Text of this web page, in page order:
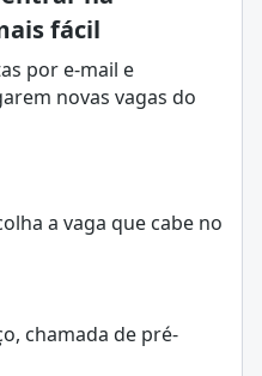
fácil
por e-mail e
novas vagas do
a vaga que cabe no
chamada de pré-